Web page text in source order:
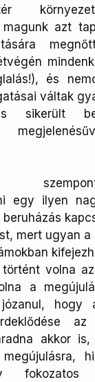
magunk azt
és
váltak
sikerült
egy ilyen
mert ugyan a
történt volna
a
akkor
fokozatos